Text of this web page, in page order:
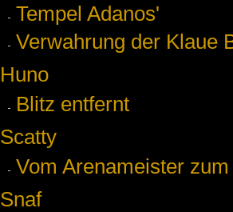
Tempel Adanos'
Verwahrung der Klaue
Huno
Blitz entfernt
Scatty
Vom Arenameister
Snaf